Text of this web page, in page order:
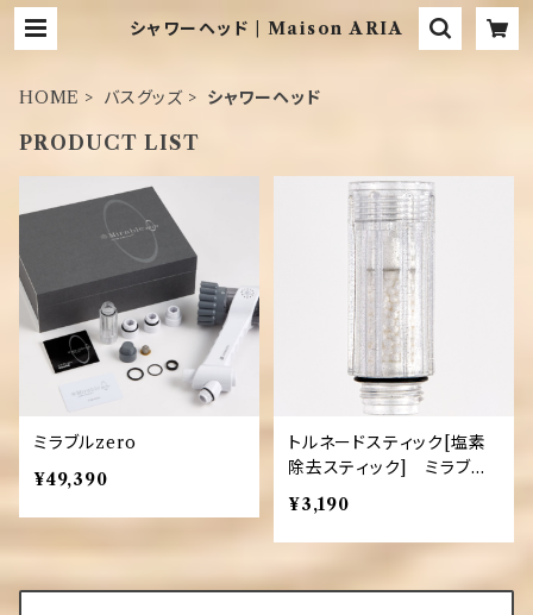
シャワーヘッド | Maison ARIA
HOME バスグッズ シャワーヘッド
PRODUCT LIST
ミラブルzero
¥49,390
トルネードスティック[塩素
除去スティック] ミラブル
専用
¥3,190